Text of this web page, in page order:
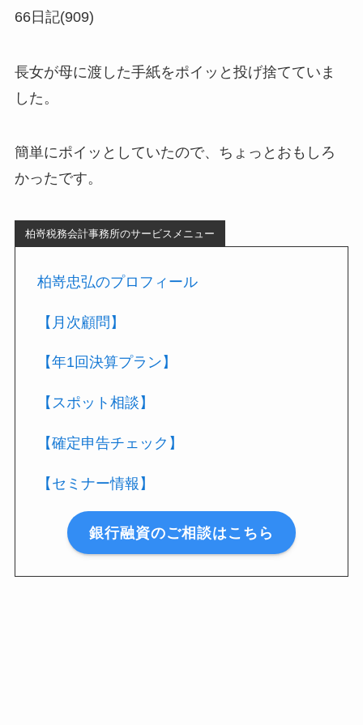
66日記(909)
長女が母に渡した手紙をポイッと投げ捨てていま
した。
簡単にポイッとしていたので、ちょっとおもしろ
かったです。
柏嵜税務会計事務所のサービスメニュー
柏嵜忠弘のプロフィール
【月次顧問】
【年1回決算プラン】
【スポット相談】
【確定申告チェック】
【セミナー情報】
銀行融資のご相談はこちら